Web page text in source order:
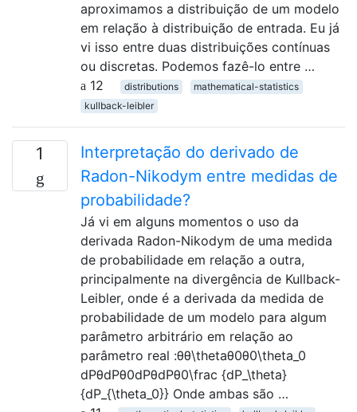
aproximamos a distribuição de um modelo
em relação à distribuição de entrada. Eu já
vi isso entre duas distribuições contínuas
ou discretas. Podemos fazê-lo entre …
12
distributions
mathematical-statistics
kullback-leibler
1
Interpretação do derivado de
Radon-Nikodym entre medidas de
probabilidade?
Já vi em alguns momentos o uso da
derivada Radon-Nikodym de uma medida
de probabilidade em relação a outra,
principalmente na divergência de Kullback-
Leibler, onde é a derivada da medida de
probabilidade de um modelo para algum
parâmetro arbitrário em relação ao
parâmetro real :θθ\thetaθ0θ0\theta_0
dPθdPθ0dPθdPθ0\frac {dP_\theta}
{dP_{\theta_0}} Onde ambas são …